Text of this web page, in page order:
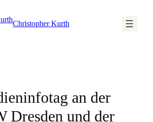
Christopher Kurth
an der
Dresden und der